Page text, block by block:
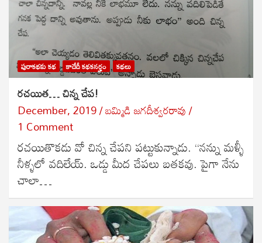
పురాకథకు కథ కాదేదీ కథకనర్హం కథలు
రచయిత… చిన్న చేప!
December, 2019 బ‌మ్మిడి జ‌గ‌దీశ్వ‌ర‌రావు
1 Comment
రచయితొకడు వో చిన్న చేపని పట్టుకున్నాడు. “నన్ను మళ్ళీ
నీళ్ళలో వదిలేయ్. ఒడ్డు మీద చేపలు బతకవు. పైగా నేను
చాలా…